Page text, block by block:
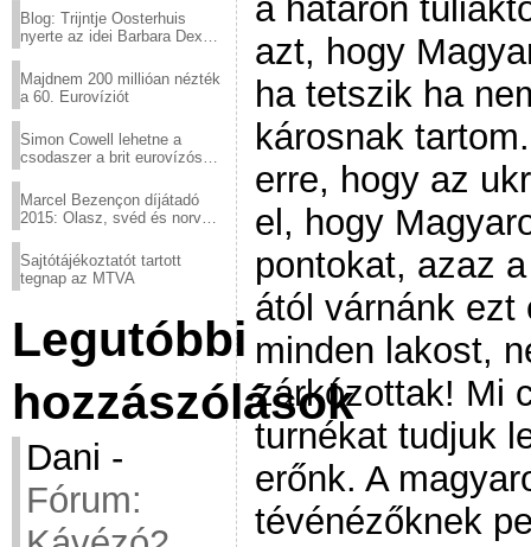
Blog: Trijntje Oosterhuis
nyerte az idei Barbara Dex
Majdnem 200 millióan nézték
a 60. Eurovíziót
Simon Cowell lehetne a
csodaszer a brit eurovízós
Marcel Bezençon díjátadó
2015: Olasz, svéd és norvég
Sajtótájékoztatót tartott
tegnap az MTVA
Legutóbbi
hozzászólások
Dani -
Fórum:
a határon
azt, hogy
ha tetszik ha
károsnak
erre, hogy az
el, hogy
pontokat, azaz
ától várnánk
minden lakost,
zárkózottak! Mi
turnékat tudjuk
erőnk. A
tévénézőknek